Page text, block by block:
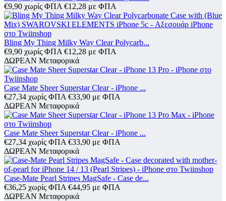
€9,90 χωρίς ΦΠΑ €12,28 με ΦΠΑ
Bling My Thing Milky Way Clear Polycarb...
€9,90 χωρίς ΦΠΑ €12,28 με ΦΠΑ
ΔΩΡΕΑΝ Μεταφορικά
Case Mate Sheer Superstar Clear - iPhone ...
€27,34 χωρίς ΦΠΑ €33,90 με ΦΠΑ
ΔΩΡΕΑΝ Μεταφορικά
Case Mate Sheer Superstar Clear - iPhone ...
€27,34 χωρίς ΦΠΑ €33,90 με ΦΠΑ
ΔΩΡΕΑΝ Μεταφορικά
Case-Mate Pearl Stripes MagSafe - Case de...
€36,25 χωρίς ΦΠΑ €44,95 με ΦΠΑ
ΔΩΡΕΑΝ Μεταφορικά